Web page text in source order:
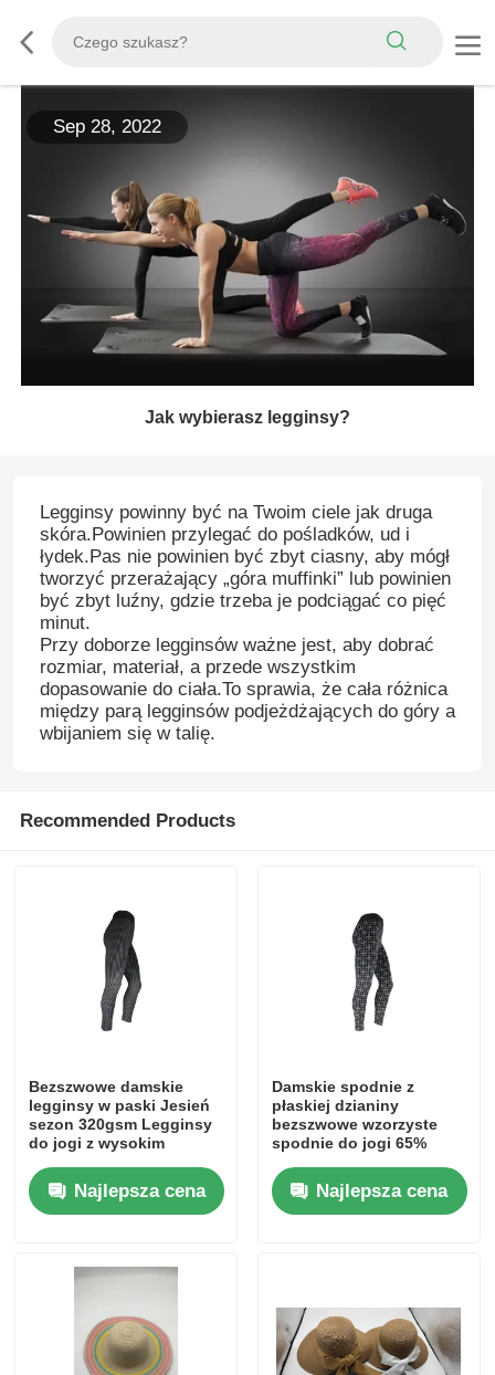
Sep 28, 2022
Jak wybierasz legginsy?
Legginsy powinny być na Twoim ciele jak druga
skóra.Powinien przylegać do pośladków, ud i
łydek.Pas nie powinien być zbyt ciasny, aby mógł
tworzyć przerażający „góra muffinki” lub powinien
być zbyt luźny, gdzie trzeba je podciągać co pięć
minut.
Przy doborze legginsów ważne jest, aby dobrać
rozmiar, materiał, a przede wszystkim
dopasowanie do ciała.To sprawia, że ​​cała różnica
między parą legginsów podjeżdżających do góry a
wbijaniem się w talię.
Recommended Products
Bezszwowe damskie
legginsy w paski Jesień
sezon 320gsm Legginsy
do jogi z wysokim
Najlepsza cena
Damskie spodnie z
płaskiej dzianiny
bezszwowe wzorzyste
spodnie do jogi 65%
Najlepsza cena